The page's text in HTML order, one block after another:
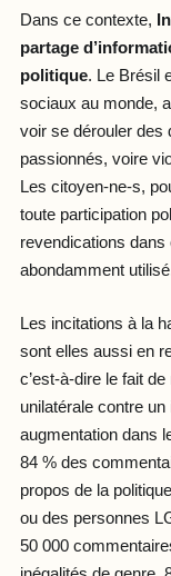
Dans ce contexte,
partage
politique. Le Brésil
sociaux au monde,
voir se dérouler des
passionnés, voire
Les citoyen-ne-s,
toute participation
revendications
abondamment
Les incitations à la
sont elles aussi en
c’est-à-dire le fait
unilatérale contre
augmentation dans
84 % des
propos de la
ou des personnes
50 000